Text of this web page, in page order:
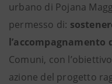
urbano di Pojana
permesso di:
l’accompagnamento
Comuni, con
azione del progetto